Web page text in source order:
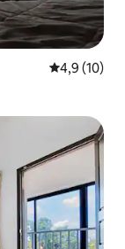
Évaluation
4,9 (10)